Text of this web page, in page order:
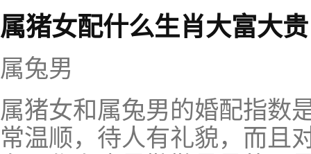
属猪女配什么生肖大富大贵
属兔男
属猪女和属兔男的婚配指数
常温顺，待人有礼貌，而且